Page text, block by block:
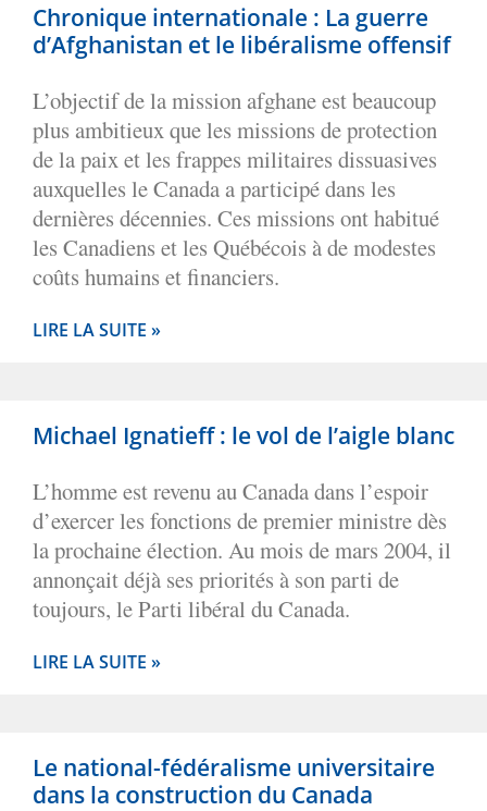
Chronique internationale : La guerre
d’Afghanistan et le libéralisme offensif
L’objectif de la mission afghane est beaucoup
plus ambitieux que les missions de protection
de la paix et les frappes militaires dissuasives
auxquelles le Canada a participé dans les
dernières décennies. Ces missions ont habitué
les Canadiens et les Québécois à de modestes
coûts humains et financiers.
LIRE LA SUITE »
Michael Ignatieff : le vol de l’aigle blanc
L’homme est revenu au Canada dans l’espoir
d’exercer les fonctions de premier ministre dès
la prochaine élection. Au mois de mars 2004, il
annonçait déjà ses priorités à son parti de
toujours, le Parti libéral du Canada.
LIRE LA SUITE »
Le national-fédéralisme universitaire
dans la construction du Canada